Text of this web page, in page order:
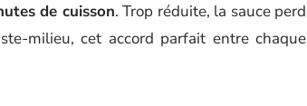
de cuisson. Trop réduite, la sauce perd
milieu, cet accord parfait entre chaque